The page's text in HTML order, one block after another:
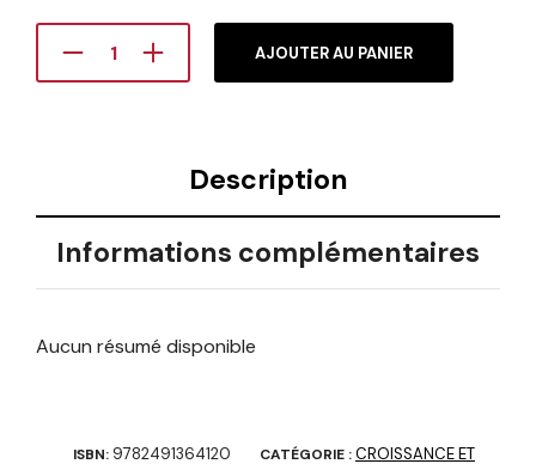
AJOUTER AU PANIER
Description
Informations complémentaires
Aucun résumé disponible
ISBN: 9782491364120 CATÉGORIE :CROISSANCE ET